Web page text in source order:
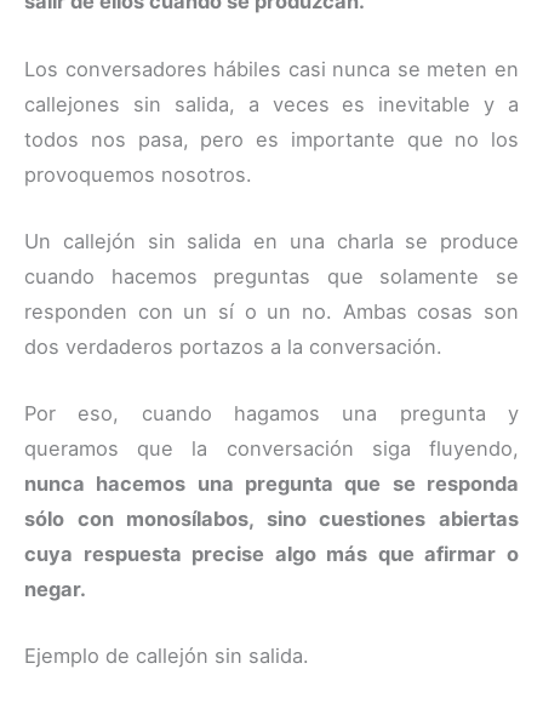
Los conversadores hábiles casi nunca se meten en
callejones sin salida, a veces es inevitable y a
todos nos pasa, pero es importante que no los
provoquemos nosotros.
Un callejón sin salida en una charla se produce
cuando hacemos preguntas que solamente se
responden con un sí o un no. Ambas cosas son
dos verdaderos portazos a la conversación.
Por eso, cuando hagamos una pregunta y
queramos que la conversación siga fluyendo,
nunca hacemos una pregunta que se responda
sólo con monosílabos, sino cuestiones abiertas
cuya respuesta precise algo más que afirmar o
negar.
Ejemplo de callejón sin salida.